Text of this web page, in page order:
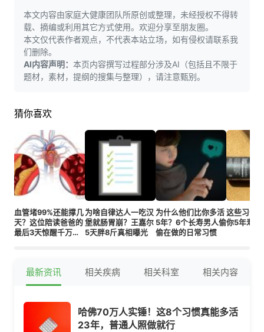
本文内容由家庭大健康团队所原创或整理，未经授权不得转
载、摘编或利用其它方式使用。欢迎分享至朋友圈。
本文仅代表作者观点，不代表本站立场，如有侵权请联系我
们删除。
AI内容声明： 本页内容撰写过程部分涉及AI（包括且不限于
题材，素材，提纲的搜集与整理），请注意甄别。
猜你喜欢
血管堵99%还能撑几
天？这位陪读爸爸的
最后3天惊醒千万家
为啥自律达人一吃汉
堡就肠胃崩？王嘉尔
5天胖8斤真相曝光
为什么他们比你多活
5年？6个长寿男人偷
偷在做的日常习惯
这些习惯
你5年寿命
最新资讯 相关疾病 相关科室 相关内容
哈佛70万人实锤！这8个习惯真能多活
23年，普通人照做就行